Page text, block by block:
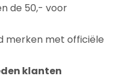
de 50,- voor
merken met officiële
klanten